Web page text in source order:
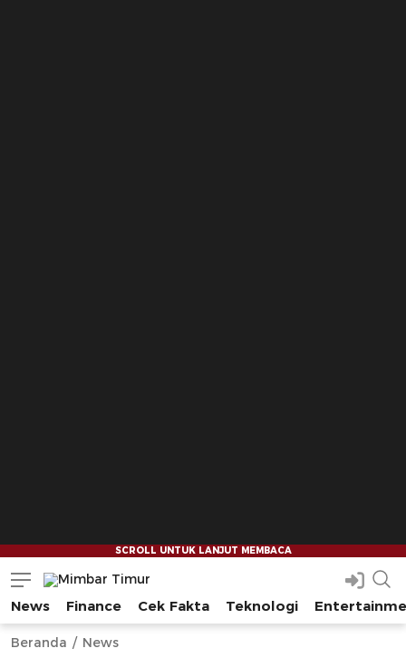
Mimbar Timur
Media Berjaringan Indonesia Timur
News Finance Cek Fakta Teknologi
Beranda News
--
--